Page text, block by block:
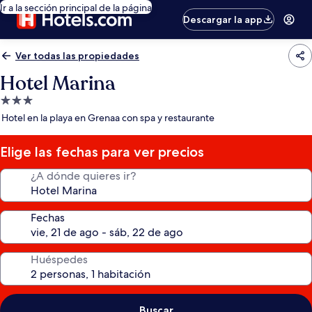
Ir a la sección principal de la página
Descargar la app
Ver todas las propiedades
Hotel Marina
Propiedad
de
estrellas
Hotel en la playa en Grenaa con spa y restaurante
Elige las fechas para ver precios
¿A dónde quieres ir?
Fechas
Huéspedes